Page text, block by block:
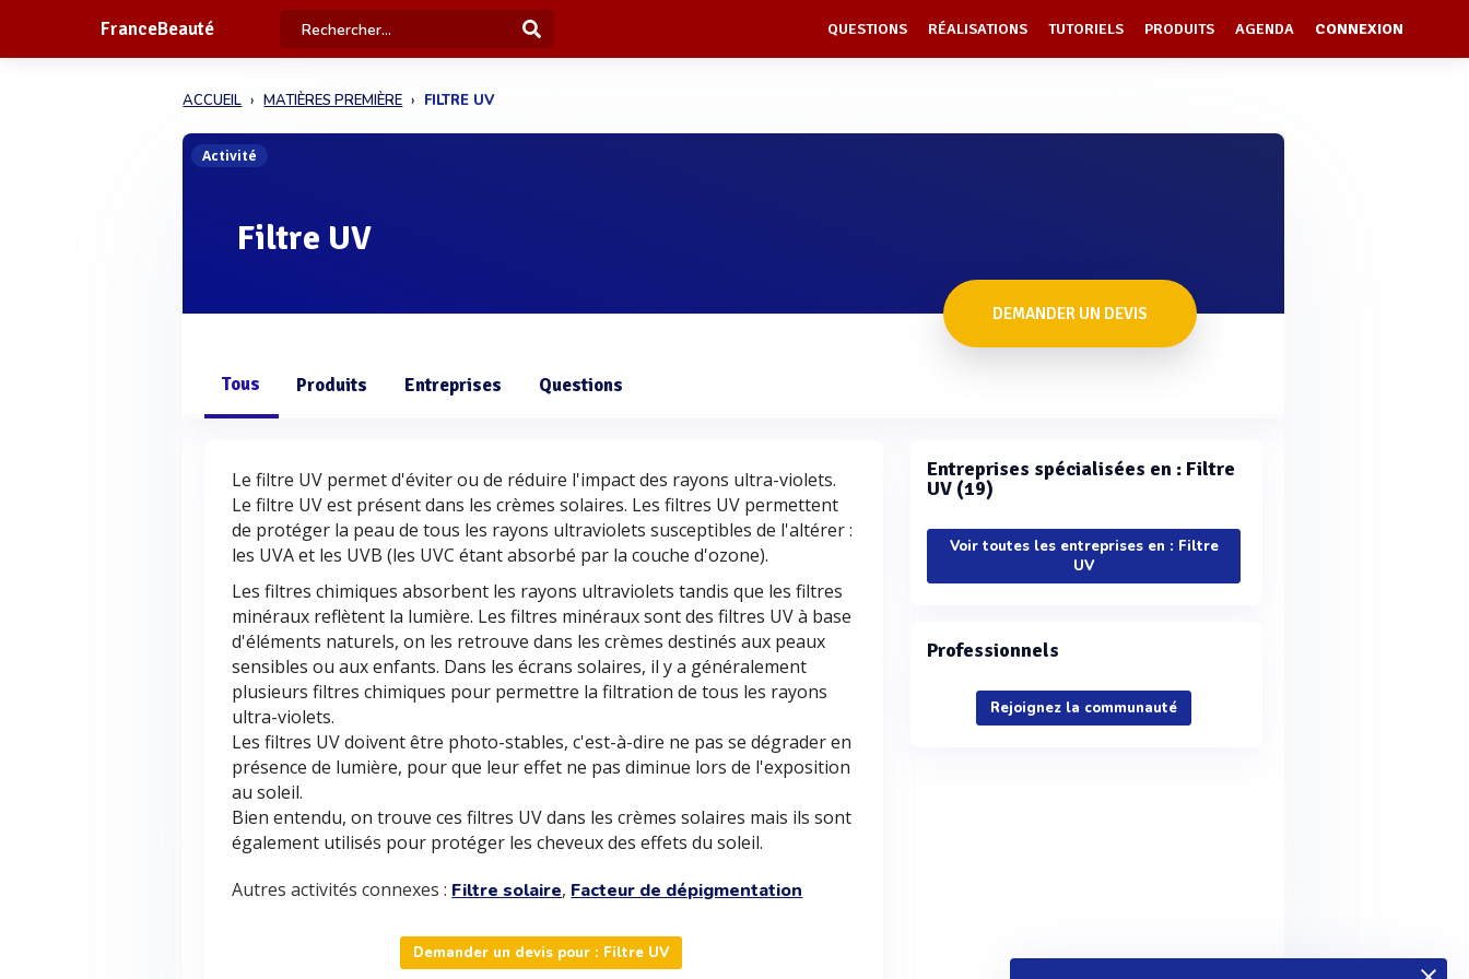
FranceBeauté QUESTIONS RÉALISATIONS TUTORIELS PRODUITS AGENDA CONNEXION
ACCUEIL MATIÈRES PREMIÈRE FILTRE UV
Activité
Filtre UV
DEMANDER UN DEVIS
Tous Produits Entreprises Questions
Le filtre UV permet d'éviter ou de réduire l'impact des rayons ultra-violets.
Le filtre UV est présent dans les crèmes solaires. Les filtres UV permettent
de protéger la peau de tous les rayons ultraviolets susceptibles de l'altérer :
les UVA et les UVB (les UVC étant absorbé par la couche d'ozone).
Les filtres chimiques absorbent les rayons ultraviolets tandis que les filtres
minéraux reflètent la lumière. Les filtres minéraux sont des filtres UV à base
d'éléments naturels, on les retrouve dans les crèmes destinés aux peaux
sensibles ou aux enfants. Dans les écrans solaires, il y a généralement
plusieurs filtres chimiques pour permettre la filtration de tous les rayons
ultra-violets.
Les filtres UV doivent être photo-stables, c'est-à-dire ne pas se dégrader en
présence de lumière, pour que leur effet ne pas diminue lors de l'exposition
au soleil.
Bien entendu, on trouve ces filtres UV dans les crèmes solaires mais ils sont
également utilisés pour protéger les cheveux des effets du soleil.
Autres activités connexes : Filtre solaire, Facteur de dépigmentation
Demander un devis pour : Filtre UV
Entreprises spécialisées en : Filtre
UV (19)
Voir toutes les entreprises en : Filtre
UV
Professionnels
Rejoignez la communauté